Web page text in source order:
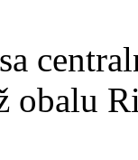
obalu